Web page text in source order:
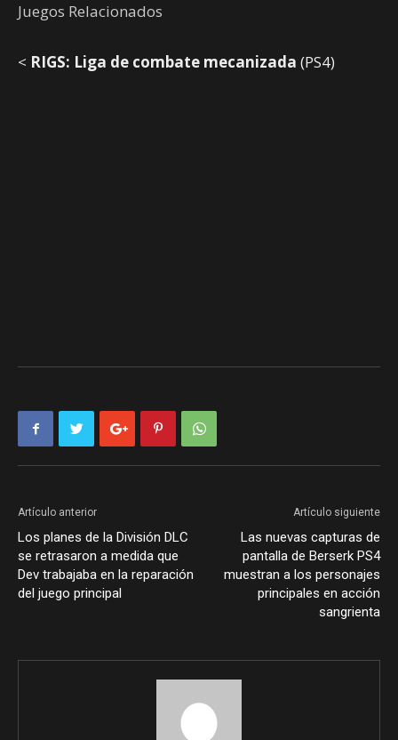
Juegos Relacionados
< RIGS: Liga de combate mecanizada (PS4)
Artículo anterior
Los planes de la División DLC
se retrasaron a medida que
Dev trabajaba en la reparación
del juego principal
Artículo siguiente
Las nuevas capturas de
pantalla de Berserk PS4
muestran a los personajes
principales en acción
sangrienta